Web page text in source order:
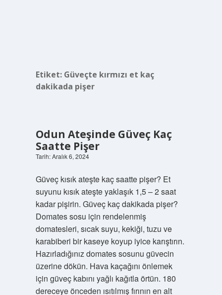
Etiket: Güveçte kırmızı et kaç
dakikada pişer
Odun Ateşinde Güveç Kaç
Saatte Pişer
Tarih: Aralık 6, 2024
Güveç kısık ateşte kaç saatte pişer? Et
suyunu kısık ateşte yaklaşık 1,5 – 2 saat
kadar pişirin. Güveç kaç dakikada pişer?
Domates sosu için rendelenmiş
domatesleri, sıcak suyu, kekiği, tuzu ve
karabiberi bir kaseye koyup iyice karıştırın.
Hazırladığınız domates sosunu güvecin
üzerine dökün. Hava kaçağını önlemek
için güveç kabını yağlı kağıtla örtün. 180
dereceye önceden ısıtılmış fırının en alt